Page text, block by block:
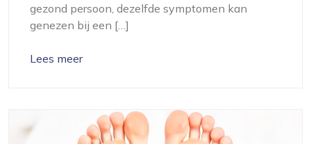
gezond persoon, dezelfde symptomen kan
genezen bij een […]
Lees meer